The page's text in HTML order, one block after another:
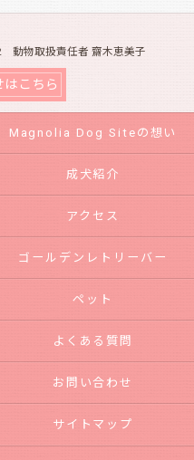
動物取扱責任者 齋木恵美子
はこちら
Magnolia Dog Siteの想い
成犬紹介
アクセス
ゴールデンレトリーバー
ペット
よくある質問
お問い合わせ
サイトマップ